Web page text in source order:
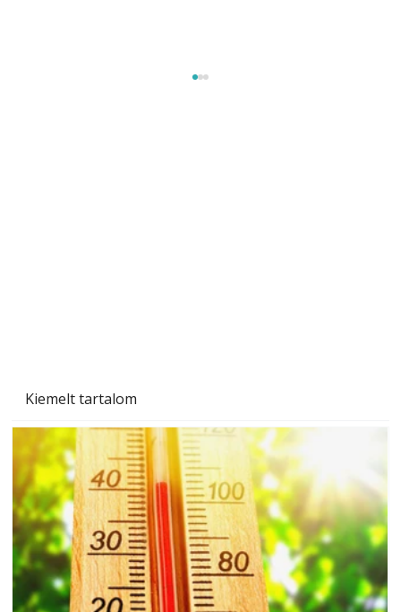
Kiemelt tartalom